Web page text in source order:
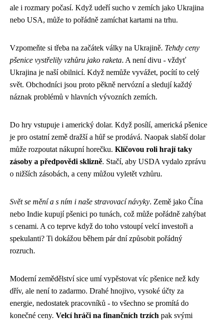
ale i rozmary počasí. Když udeří sucho v zemích jako Ukrajina
nebo USA, může to pořádně zamíchat kartami na trhu.
Vzpomeňte si třeba na začátek války na Ukrajině. Tehdy ceny
pšenice vystřelily vzhůru jako raketa. A není divu - vždyť
Ukrajina je naší obilnicí. Když nemůže vyvážet, pocítí to celý
svět. Obchodníci jsou proto pěkně nervózní a sledují každý
náznak problémů v hlavních vývozních zemích.
Do hry vstupuje i americký dolar. Když posílí, americká pšenice
je pro ostatní země dražší a hůř se prodává. Naopak slabší dolar
může rozpoutat nákupní horečku. Klíčovou roli hrají taky
zásoby a předpovědi sklizně. Stačí, aby USDA vydalo zprávu
o nižších zásobách, a ceny můžou vyletět vzhůru.
Svět se mění a s ním i naše stravovací návyky. Země jako Čína
nebo Indie kupují pšenici po tunách, což může pořádně zahýbat
s cenami. A co teprve když do toho vstoupí velcí investoři a
spekulanti? Ti dokážou během pár dní způsobit pořádný
rozruch.
Moderní zemědělství sice umí vypěstovat víc pšenice než kdy
dřív, ale není to zadarmo. Drahé hnojivo, vysoké účty za
energie, nedostatek pracovníků - to všechno se promítá do
konečné ceny. Velcí hráči na finančních trzích pak svými